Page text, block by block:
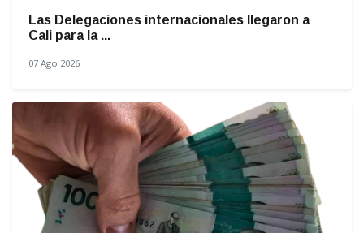
Las Delegaciones internacionales llegaron a
Cali para la ...
07 Ago 2026